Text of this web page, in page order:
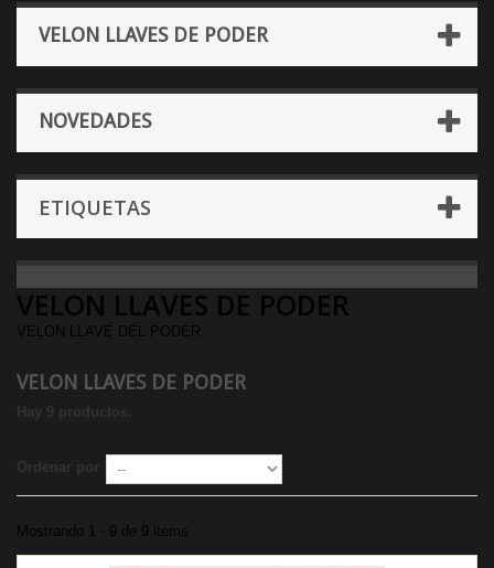
VELON LLAVES DE PODER
NOVEDADES
ETIQUETAS
VELON LLAVES DE PODER
VELON LLAVE DEL PODER
VELON LLAVES DE PODER
Hay 9 productos.
Ordenar por
Mostrando 1 - 9 de 9 items